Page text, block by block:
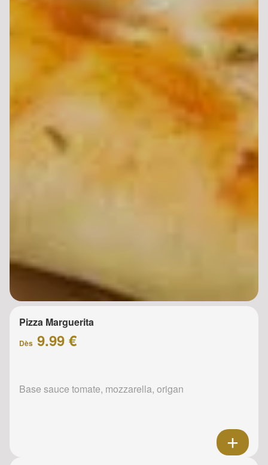
Pizza Marguerita
Dès 9.99 €
Base sauce tomate, mozzarella, origan